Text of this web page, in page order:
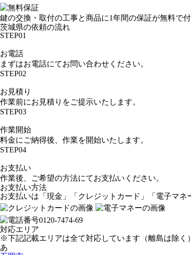
鍵の交換・取付の工事と商品に1年間の保証が無料で
茨城県の依頼の流れ
STEP01
お電話
まずはお電話にてお問い合わせください。
STEP02
お見積り
作業前にお見積りをご提示いたします。
STEP03
作業開始
料金にご納得後、作業を開始いたします。
STEP04
お支払い
作業後、ご希望の方法にてお支払いください。
お支払い方法
お支払いは「現金」「クレジットカード」「電子マネ
対応エリア
※下記記載エリアは全て対応しています（離島は除く）
あ